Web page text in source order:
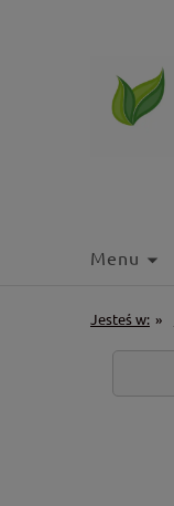
Menu
Jesteś w: »